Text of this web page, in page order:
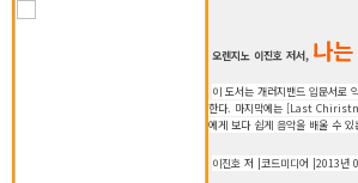
오렌지노 이진호 저서, 나
이 도서는 개러지밴드 입문서로
한다. 마지막에는 [Last
에게 보다 쉽게 음악을 배울 수
이진호 저 |코드미디어 |2013년